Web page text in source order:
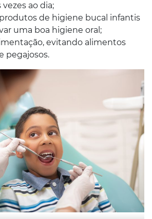
ao dia;
de higiene bucal infantis
uma boa higiene oral;
evitando alimentos
pegajosos.